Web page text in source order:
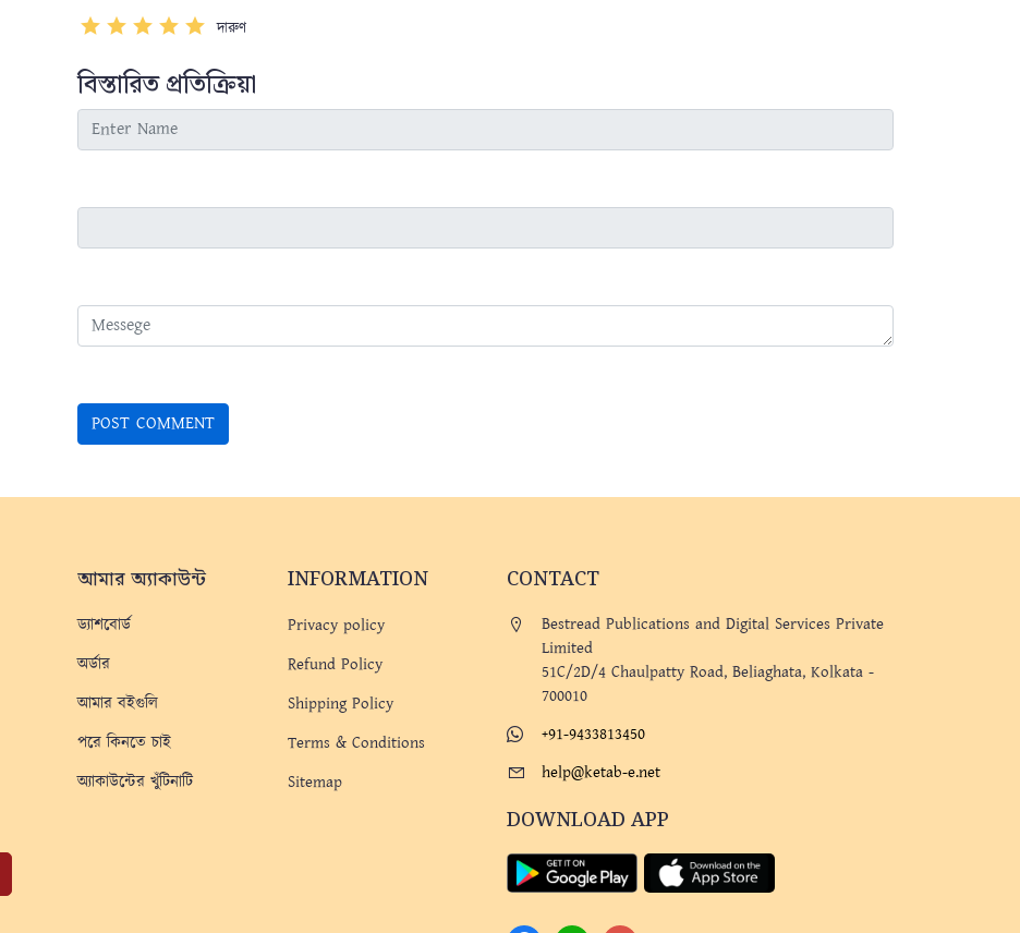
দারুণ
বিস্তারিত প্রতিক্রিয়া
আমার অ্যাকাউন্ট
ড্যাশবোর্ড
অর্ডার
আমার বইগুলি
পরে কিনতে চাই
অ্যাকাউন্টের খুঁটিনাটি
INFORMATION
Privacy policy
Refund Policy
Shipping Policy
Terms & Conditions
Sitemap
CONTACT
Bestread Publications and Digital Services Private
Limited
51C/2D/4 Chaulpatty Road, Beliaghata, Kolkata -
700010
+91-9433813450
help@ketab-e.net
DOWNLOAD APP